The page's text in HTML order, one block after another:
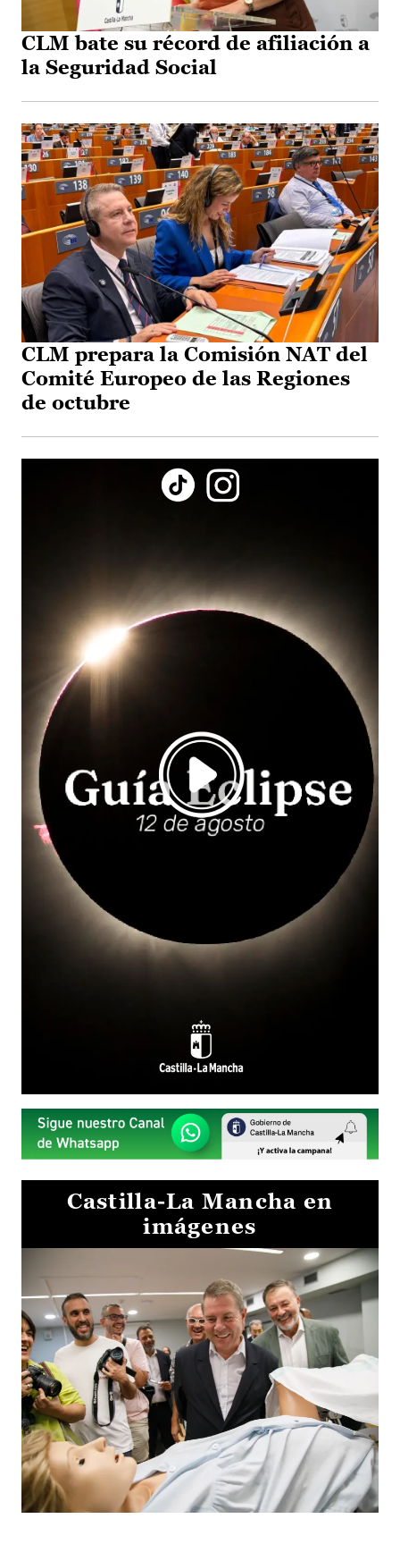
CLM bate su récord de afiliación a
la Seguridad Social
CLM prepara la Comisión NAT del
Comité Europeo de las Regiones
de octubre
Castilla-La Mancha en
imágenes